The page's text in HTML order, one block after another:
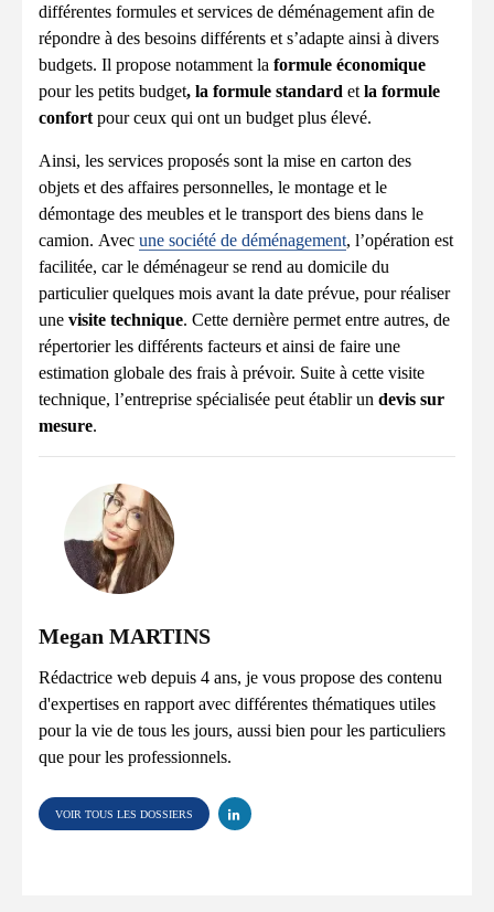
différentes formules et services de déménagement afin de
répondre à des besoins différents et s’adapte ainsi à divers
budgets. Il propose notamment la formule économique
pour les petits budget, la formule standard et la formule
confort pour ceux qui ont un budget plus élevé.
Ainsi, les services proposés sont la mise en carton des
objets et des affaires personnelles, le montage et le
démontage des meubles et le transport des biens dans le
camion. Avec une société de déménagement, l’opération est
facilitée, car le déménageur se rend au domicile du
particulier quelques mois avant la date prévue, pour réaliser
une visite technique. Cette dernière permet entre autres, de
répertorier les différents facteurs et ainsi de faire une
estimation globale des frais à prévoir. Suite à cette visite
technique, l’entreprise spécialisée peut établir un devis sur
mesure.
Megan MARTINS
Rédactrice web depuis 4 ans, je vous propose des contenu
d'expertises en rapport avec différentes thématiques utiles
pour la vie de tous les jours, aussi bien pour les particuliers
que pour les professionnels.
VOIR TOUS LES DOSSIERS